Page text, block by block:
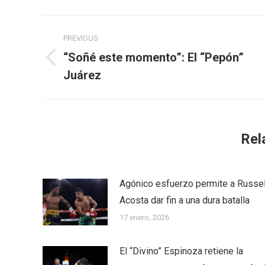
navigation
PREVIOUS
Previous
post:
“Soñé este momento”: El “Pepón”
Juárez
Agónico esfuerzo permite a
Acosta dar fin a una dura batalla
17 enero, 2026
El “Divino” Espinoza retiene la